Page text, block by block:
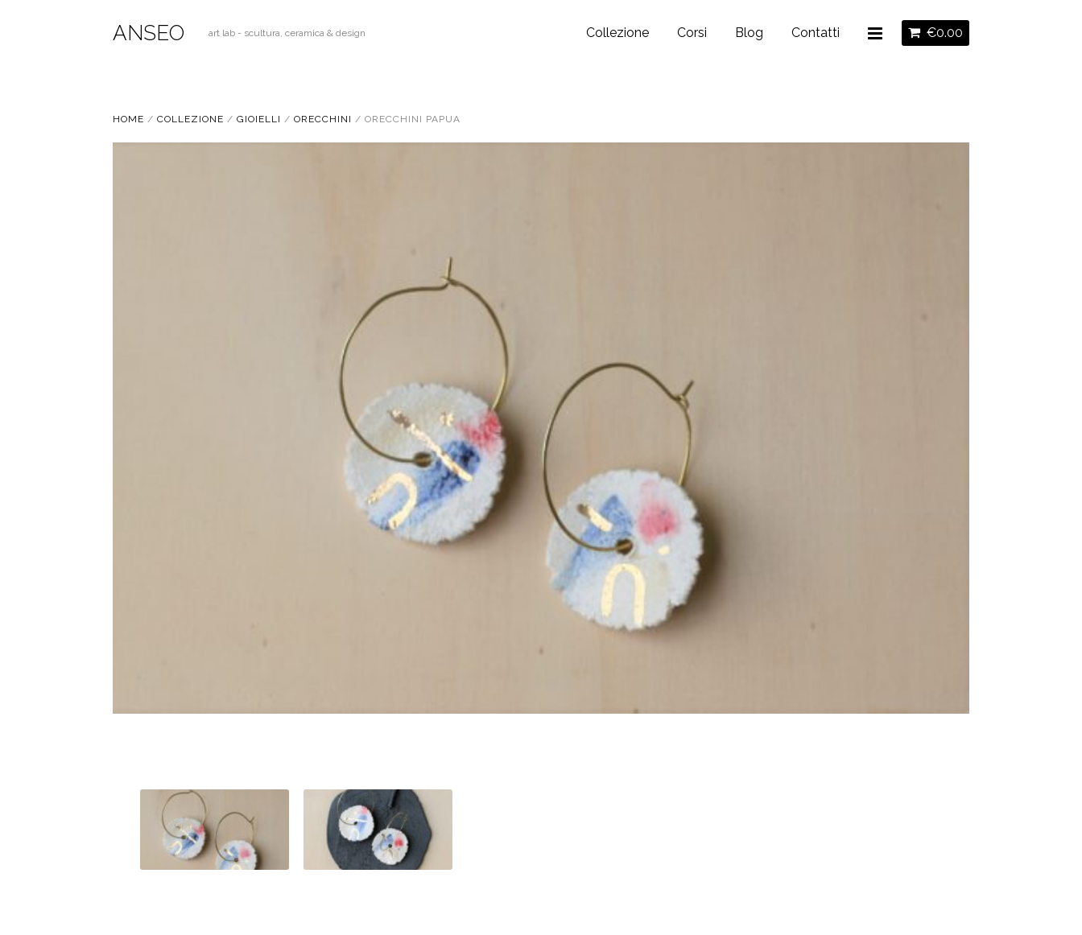
ANSEO art lab - scultura, ceramica & design €0.00
Collezione Corsi Blog Contatti
HOME / COLLEZIONE / GIOIELLI / ORECCHINI / ORECCHINI PAPUA